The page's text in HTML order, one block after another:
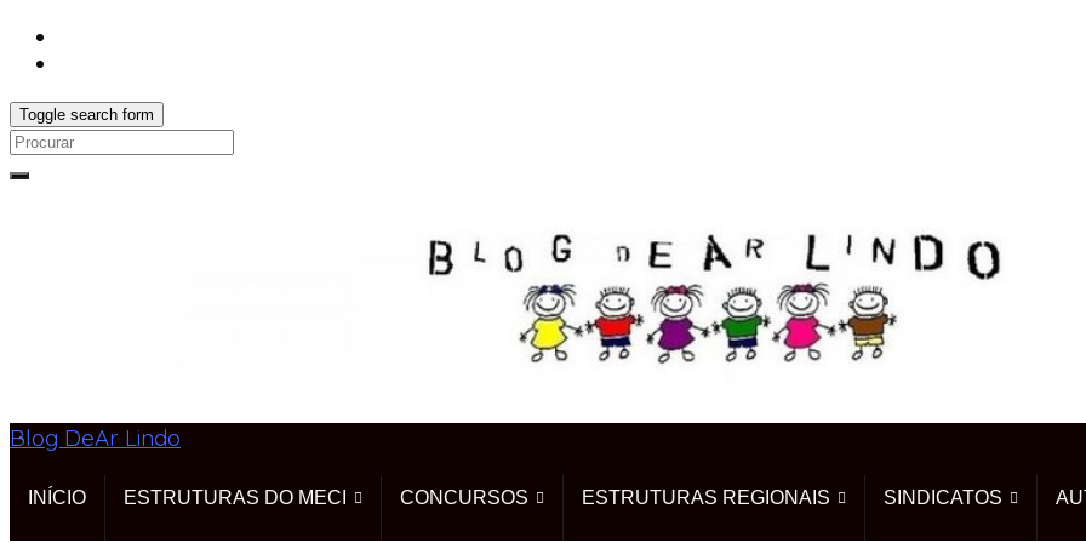
Toggle search form
Search
Blog DeAr Lindo
INÍCIO ESTRUTURAS DO MECI CONCURSOS ESTRUTURAS REGIONAIS SINDICATOS